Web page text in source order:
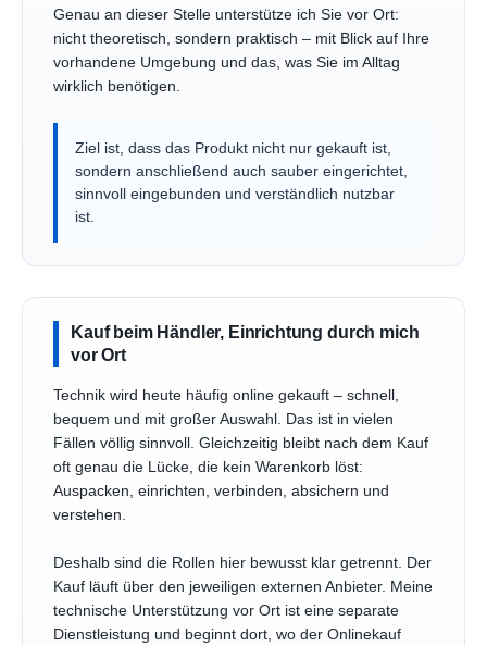
Genau an dieser Stelle unterstütze ich Sie vor Ort:
nicht theoretisch, sondern praktisch – mit Blick auf Ihre
vorhandene Umgebung und das, was Sie im Alltag
wirklich benötigen.
Ziel ist, dass das Produkt nicht nur gekauft ist,
sondern anschließend auch sauber eingerichtet,
sinnvoll eingebunden und verständlich nutzbar
ist.
Kauf beim Händler, Einrichtung durch mich
vor Ort
Technik wird heute häufig online gekauft – schnell,
bequem und mit großer Auswahl. Das ist in vielen
Fällen völlig sinnvoll. Gleichzeitig bleibt nach dem Kauf
oft genau die Lücke, die kein Warenkorb löst:
Auspacken, einrichten, verbinden, absichern und
verstehen.
Deshalb sind die Rollen hier bewusst klar getrennt. Der
Kauf läuft über den jeweiligen externen Anbieter. Meine
technische Unterstützung vor Ort ist eine separate
Dienstleistung und beginnt dort, wo der Onlinekauf